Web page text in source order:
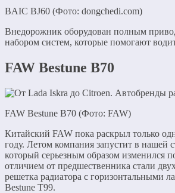
BAIC BJ60 (Фото: dongchedi.com)
Внедорожник оборудован полным
набором систем, которые помогают
FAW Bestune B70
FAW Bestune B70 (Фото: FAW)
Китайский FAW пока раскрыл только
году. Летом компания запустит в нашей
который серьезным образом изменился
отличием от предшественника стали
решетка радиатора с горизонтальными
Bestune T99.